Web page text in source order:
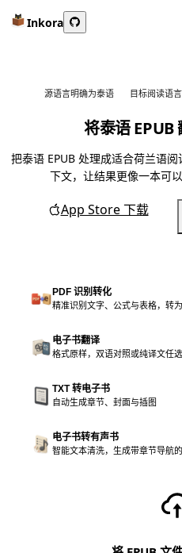
Inkora
源语言明确为泰语 目标阅读语
将泰语 EPUB
把泰语 EPUB 处理成适合荷兰语
下文，让结果更像一本可
App Store 下载
PDF 识别转化
精准识别文字、公式与表格，转
电子书翻译
格式原样，双语对照或纯译文任选
TXT 转电子书
自动生成章节、封面与插图
电子书转有声书
智能文本清洗，生成带章节导航